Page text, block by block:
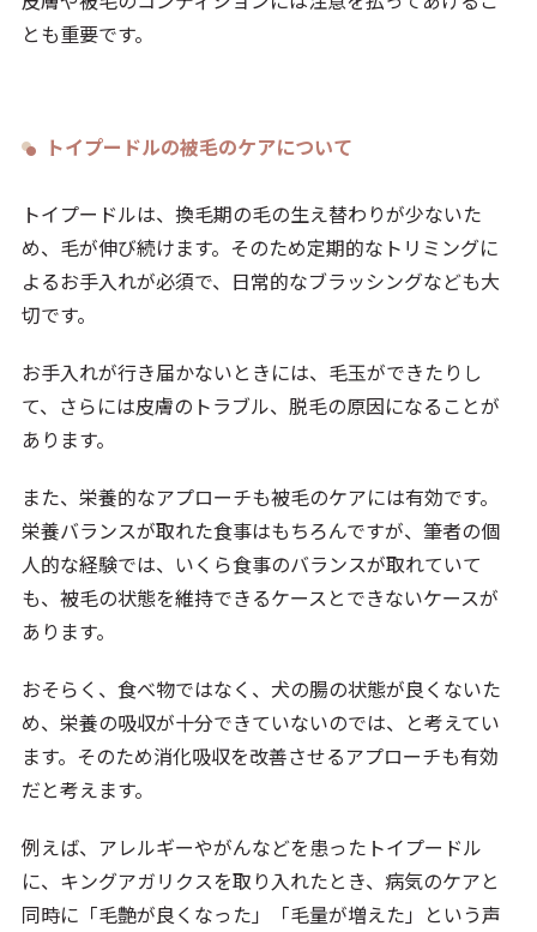
とも重要です。
トイプードルの被毛のケアについて
トイプードルは、換毛期の毛の生え替わりが少ないた
め、毛が伸び続けます。そのため定期的なトリミングに
よるお手入れが必須で、日常的なブラッシングなども大
切です。
お手入れが行き届かないときには、毛玉ができたりし
て、さらには皮膚のトラブル、脱毛の原因になることが
あります。
また、栄養的なアプローチも被毛のケアには有効です。
栄養バランスが取れた食事はもちろんですが、筆者の個
人的な経験では、いくら食事のバランスが取れていて
も、被毛の状態を維持できるケースとできないケースが
あります。
おそらく、食べ物ではなく、犬の腸の状態が良くないた
め、栄養の吸収が十分できていないのでは、と考えてい
ます。そのため消化吸収を改善させるアプローチも有効
だと考えます。
例えば、アレルギーやがんなどを患ったトイプードル
に、キングアガリクスを取り入れたとき、病気のケアと
同時に「毛艶が良くなった」「毛量が増えた」という声